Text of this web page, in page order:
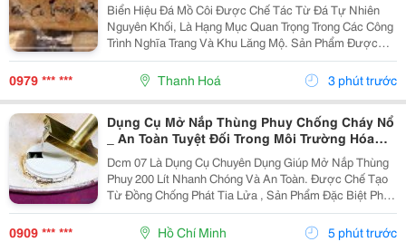
Biển Hiệu Đá Mồ Côi Được Chế Tác Từ Đá Tự Nhiên
Nguyên Khối, Là Hạng Mục Quan Trọng Trong Các Công
Trình Nghĩa Trang Và Khu Lăng Mộ. Sản Phẩm Được
Gia Công Tỉ Mỉ Với Bề Mặt Nhẵn Đẹp, Chữ Khắc Sắc
Nét, Giúp Lưu Giữ Thông Tin Người Đã Khuất Bền
Vững...
0979 *** *** Thanh Hoá 3 phút trước
Dụng Cụ Mở Nắp Thùng Phuy Chống Cháy Nổ
_ An Toàn Tuyệt Đối Trong Môi Trường Hóa
Chất
Dcm 07 Là Dụng Cụ Chuyên Dụng Giúp Mở Nắp Thùng
Phuy 200 Lít Nhanh Chóng Và An Toàn. Được Chế Tạo
Từ Đồng Chống Phát Tia Lửa , Sản Phẩm Đặc Biệt Phù
Hợp Cho Các Khu Vực Làm Việc Có Nguy Cơ Cháy Nổ
Như Kho Xăng Dầu, Hóa Chất Và Dung Môi. Thông
0909 *** *** Hồ Chí Minh 5 phút trước